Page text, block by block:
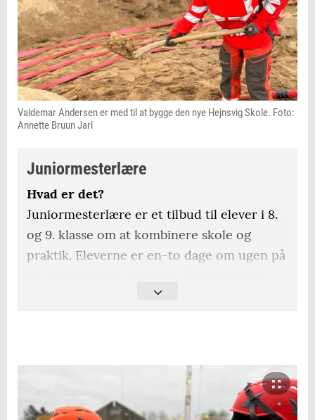
Valdemar Andersen er med til at bygge den nye Hejnsvig Skole. Foto:
Annette Bruun Jarl
Juniormesterlære
Hvad er det?
Juniormesterlære er et tilbud til elever i 8.
og 9. klasse om at kombinere skole og
praktik. Eleverne er en-to dage om ugen på
arbejdslivet.
Hvor findes den?